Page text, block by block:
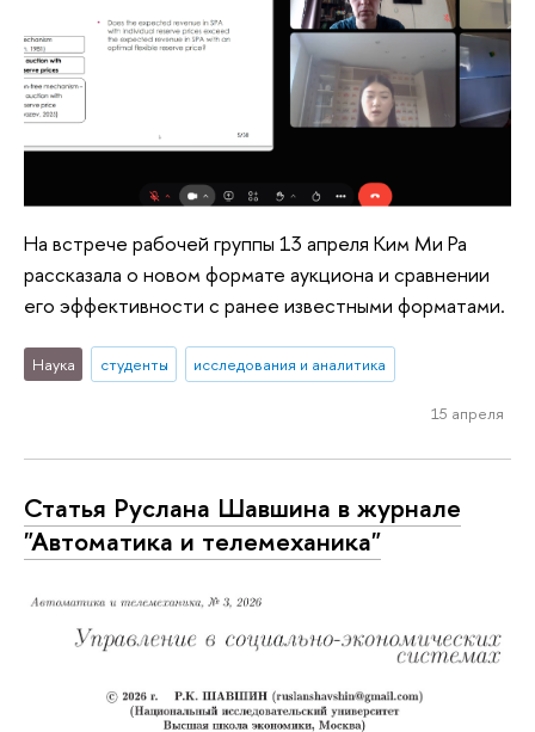
На встрече рабочей группы 13 апреля Ким Ми Ра
рассказала о новом формате аукциона и сравнении
его эффективности с ранее известными форматами.
Наука студенты исследования и аналитика
15 апреля
Статья Руслана Шавшина в журнале
"Автоматика и телемеханика"